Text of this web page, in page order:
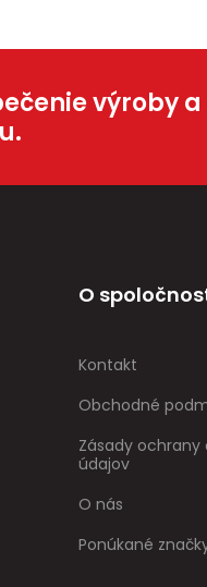
výroby a
O
Kontakt
Obchodné
Zásady ochrany
údajov
O nás
Ponúkané